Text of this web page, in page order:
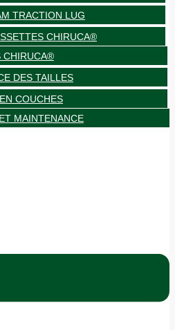
TRACTION LUG
CHIRUCA®
CHIRUCA®
DES TAILLES
COUCHES
MAINTENANCE